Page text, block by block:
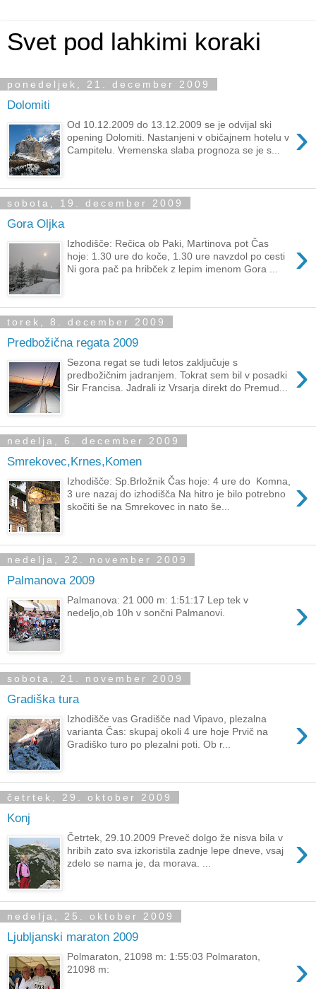
Svet pod lahkimi koraki
ponedeljek, 21. december 2009
Dolomiti
›
Od 10.12.2009 do 13.12.2009 se je odvijal ski
opening Dolomiti. Nastanjeni v običajnem hotelu v
Campitelu. Vremenska slaba prognoza se je s...
sobota, 19. december 2009
Gora Oljka
›
Izhodišče: Rečica ob Paki, Martinova pot Čas
hoje: 1.30 ure do koče, 1.30 ure navzdol po cesti
Ni gora pač pa hribček z lepim imenom Gora ...
torek, 8. december 2009
Predbožična regata 2009
›
Sezona regat se tudi letos zaključuje s
predbožičnim jadranjem. Tokrat sem bil v posadki
Sir Francisa. Jadrali iz Vrsarja direkt do Premud...
nedelja, 6. december 2009
Smrekovec,Krnes,Komen
›
Izhodišče: Sp.Brložnik Čas hoje: 4 ure do Komna,
3 ure nazaj do izhodišča Na hitro je bilo potrebno
skočiti še na Smrekovec in nato še...
nedelja, 22. november 2009
Palmanova 2009
›
Palmanova: 21 000 m: 1:51:17 Lep tek v
nedeljo,ob 10h v sončni Palmanovi.
sobota, 21. november 2009
Gradiška tura
›
Izhodišče vas Gradišče nad Vipavo, plezalna
varianta Čas: skupaj okoli 4 ure hoje Prvič na
Gradiško turo po plezalni poti. Ob r...
četrtek, 29. oktober 2009
Konj
›
Četrtek, 29.10.2009 Preveč dolgo že nisva bila v
hribih zato sva izkoristila zadnje lepe dneve, vsaj
zdelo se nama je, da morava. ...
nedelja, 25. oktober 2009
Ljubljanski maraton 2009
›
Polmaraton, 21098 m: 1:55:03 Polmaraton,
21098 m: